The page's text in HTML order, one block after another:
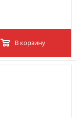
В корзину